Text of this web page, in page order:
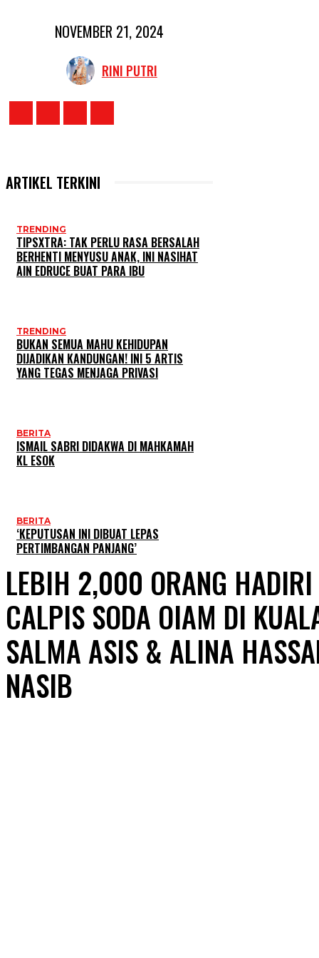
NOVEMBER 21, 2024
RINI PUTRI
ARTIKEL TERKINI
TRENDING
TIPSXTRA: TAK PERLU RASA BERSALAH
BERHENTI MENYUSU ANAK, INI NASIHAT
AIN EDRUCE BUAT PARA IBU
TRENDING
BUKAN SEMUA MAHU KEHIDUPAN
DIJADIKAN KANDUNGAN! INI 5 ARTIS
YANG TEGAS MENJAGA PRIVASI
BERITA
ISMAIL SABRI DIDAKWA DI MAHKAMAH
KL ESOK
BERITA
‘KEPUTUSAN INI DIBUAT LEPAS
PERTIMBANGAN PANJANG’
LEBIH 2,000 ORANG HADIRI
CALPIS SODA OIAM DI
SALMA ASIS & ALINA
NASIB